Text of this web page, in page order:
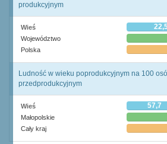
produkcyjnym
Wieś
Województwo
Polska
Ludność w wieku poprodukcyjnym na 100
przedprodukcyjnym
Wieś 57,7
Małopolskie
Cały kraj